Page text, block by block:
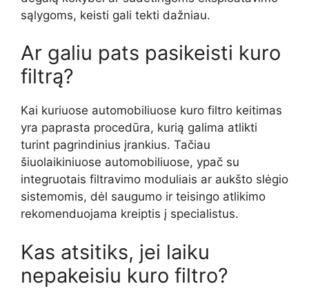
sąlygoms, keisti gali tekti dažniau.
Ar galiu pats pasikeisti kuro
filtrą?
Kai kuriuose automobiliuose kuro filtro keitimas
yra paprasta procedūra, kurią galima atlikti
turint pagrindinius įrankius. Tačiau
šiuolaikiniuose automobiliuose, ypač su
integruotais filtravimo moduliais ar aukšto slėgio
sistemomis, dėl saugumo ir teisingo atlikimo
rekomenduojama kreiptis į specialistus.
Kas atsitiks, jei laiku
nepakeisiu kuro filtro?